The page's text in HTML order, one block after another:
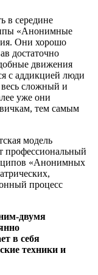
в середине
«Анонимные
Они хорошо
достаточно
движения
с аддикцией люди
сложный и
уже они
тем самым
модель
профессиональный
«Анонимных
процесс
двумя
в себя
техники и